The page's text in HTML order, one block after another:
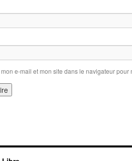
e-mail et mon site dans le navigateur